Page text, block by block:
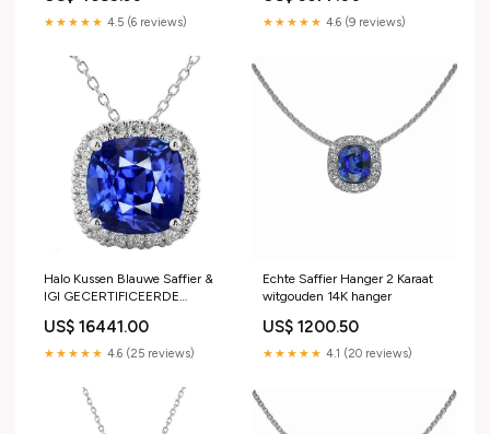
★★★★★ 4.5 (6 reviews) ★★★★★ 4.6 (9 reviews)
Halo Kussen Blauwe Saffier &
IGI GECERTIFICEERDE
10.75 Karaat 6 Karaat
diamanten ring
US$ 16441.00
★★★★★ 4.6 (25 reviews)
Echte Saffier Hanger 2 Karaat
witgouden 14K hanger
US$ 1200.50
★★★★★ 4.1 (20 reviews)